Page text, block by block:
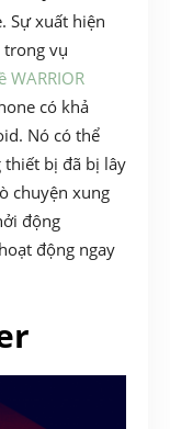
Sự xuất hiện
trong vụ
WARRIOR
có khả
Nó có thể
bị đã bị lây
chuyện xung
động
động ngay